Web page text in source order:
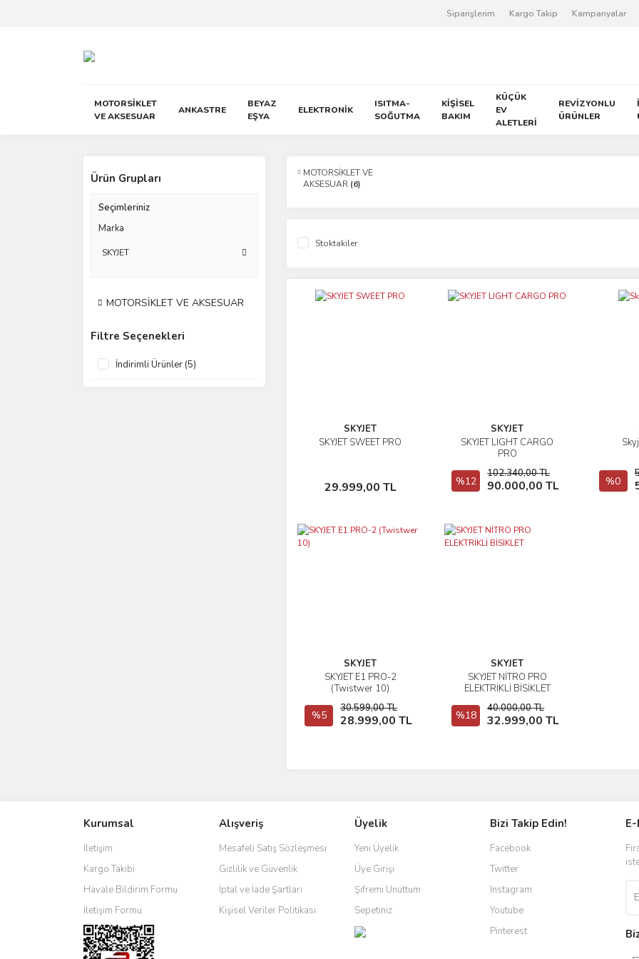
Siparişlerim Kargo Takip Kampanyalar
MOTORSİKLET
VE AKSESUAR
ANKASTRE
BEYAZ
EŞYA
ELEKTRONİK
ISITMA-
SOĞUTMA
KİŞİSEL
BAKIM
KÜÇÜK
EV
ALETLERİ
REVİZYONLU
ÜRÜNLER
Ürün Grupları
Seçimleriniz
Marka
SKYJET
MOTORSİKLET VE AKSESUAR
Filtre Seçenekleri
İndirimli Ürünler (5)
MOTORSİKLET VE
AKSESUAR (6)
Stoktakiler
SKYJET
SKYJET SWEET PRO
29.999,00 TL
İncele
Sepete Ekle
SKYJET
SKYJET LIGHT CARGO
PRO
%12
102.340,00 TL
90.000,00 TL
İncele
Sepete Ekle %0
SKYJET
SKYJET E1 PRO-2
(Twistwer 10)
%5
30.599,00 TL
28.999,00 TL
İncele
Sepete Ekle
SKYJET
SKYJET NİTRO PRO
ELEKTRİKLİ BİSİKLET
%18
40.000,00 TL
32.999,00 TL
İncele
Sepete Ekle
Kurumsal
İletişim
Kargo Takibi
Havale Bildirim Formu
İletişim Formu
Alışveriş
Mesafeli Satış Sözleşmesi
Gizlilik ve Güvenlik
İptal ve İade Şartları
Kişisel Veriler Politikası
Üyelik
Yeni Üyelik
Üye Girişi
Şifremi Unuttum
Sepetiniz
Bizi Takip Edin!
Facebook
Twitter
Instagram
Youtube
Pinterest